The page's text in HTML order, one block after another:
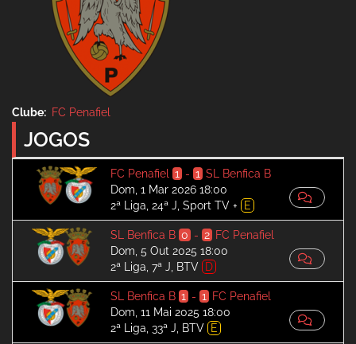
Clube FC Penafiel
JOGOS
FC Penafiel 1 - 1 SL Benfica B
Dom, 1 Mar 2026 18:00
2ª Liga, 24ª J, Sport TV +
E
SL Benfica B 0 - 2 FC Penafiel
Dom, 5 Out 2025 18:00
2ª Liga, 7ª J, BTV
D
SL Benfica B 1 - 1
FC Penafiel
Dom, 11 Mai 2025 18:00
2ª Liga, 33ª J, BTV
E